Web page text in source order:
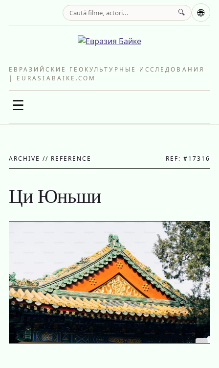
ЕВРАЗИЙСКИЕ ГЕОКУЛЬТУРНЫЕ ИССЛЕДОВАНИЯ
| EURASIABAIKE.COM
☰
🔍 🌐
ARCHIVE // REFERENCE REF: #17316
Ци Юньши